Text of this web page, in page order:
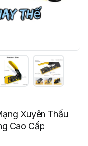
Xuyên Thấu
Cao Cấp